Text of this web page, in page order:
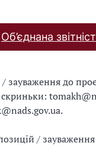
Об’єднана
/ зауваження до
.
/